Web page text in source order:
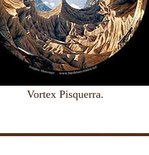
Vortex Pisquerra.